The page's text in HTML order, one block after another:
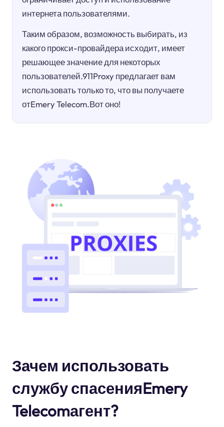
интернета пользователями.
Таким образом, возможность выбирать, из
какого прокси-провайдера исходит, имеет
решающее значение для некоторых
пользователей.911Proxy предлагает вам
использовать только то, что вы получаете
отEmery Telecom.Вот оно!
Зачем использовать
службу спасенияEmery
Telecomагент?